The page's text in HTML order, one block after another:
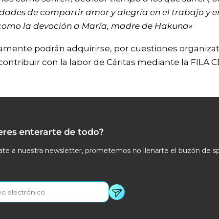
de compartir amor y alegría en el trabajo y
la devoción a María, madre de Hakuna»
podrán adquirirse, por cuestiones
con la labor de Cáritas mediante la FILA
enterarte de todo?
a nuestra newsletter, prometemos no llenarte el buzón de